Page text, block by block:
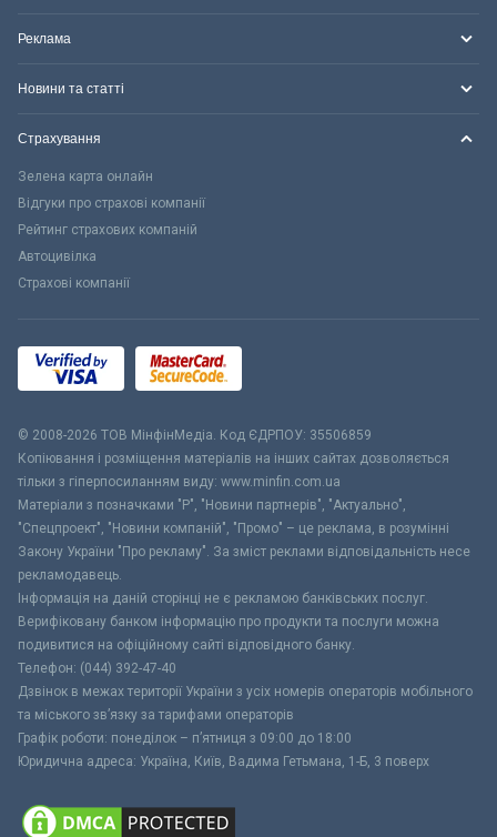
Реклама
Новини та статті
Страхування
Зелена карта онлайн
Відгуки про страхові компанії
Рейтинг страхових компаній
Автоцивілка
Страхові компанії
© 2008-2026 ТОВ МiнфiнМедiа. Код ЄДРПОУ: 35506859
Копіювання і розміщення матеріалів на інших сайтах дозволяється
тільки з гіперпосиланням виду: www.minfin.com.ua
Матеріали з позначками "Р", "Новини партнерів", "Актуально",
"Спецпроект", "Новини компаній", "Промо" – це реклама, в розумінні
Закону України "Про рекламу". За зміст реклами відповідальність несе
рекламодавець.
Інформація на даній сторінці не є рекламою банківських послуг.
Верифіковану банком інформацію про продукти та послуги можна
подивитися на офіційному сайті відповідного банку.
Телефон: (044) 392-47-40
Дзвінок в межах території України з усіх номерів операторів мобільного
та міського зв’язку за тарифами операторів
Графік роботи: понеділок – п’ятниця з 09:00 до 18:00
Юридична адреса: Україна, Київ, Вадима Гетьмана, 1-Б, 3 поверх